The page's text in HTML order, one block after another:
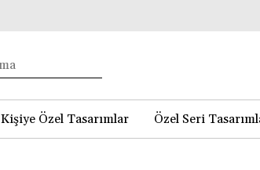
Kişiye Özel Tasarımlar Özel Seri